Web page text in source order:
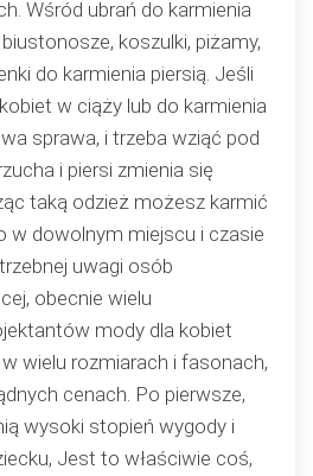
Wśród ubrań do karmienia
koszulki, piżamy,
do karmienia piersią. Jeśli
w ciąży lub do karmienia
sprawa, i trzeba wziąć pod
i piersi zmienia się
taką odzież możesz karmić
w dowolnym miejscu i czasie
uwagi osób
obecnie wielu
mody dla kobiet
wielu rozmiarach i fasonach,
cenach. Po pierwsze,
wysoki stopień wygody i
Jest to właściwie coś,